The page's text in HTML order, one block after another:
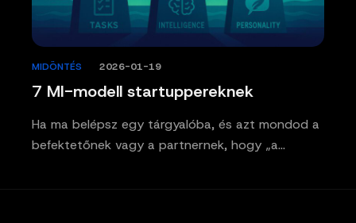
7 MI-modell startuppereknek
MIDÖNTÉS 2026-01-19
Ha ma belépsz egy tárgyalóba, és azt mondod a
befektetőnek vagy a partnernek, hogy „a…